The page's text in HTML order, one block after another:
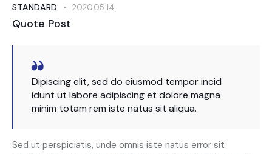
STANDARD 2020.05.14.
Quote Post
Dipiscing elit, sed do eiusmod tempor incid
idunt ut labore adipiscing et dolore magna
minim totam rem iste natus sit aliqua.
Sed ut perspiciatis, unde omnis iste natus error sit